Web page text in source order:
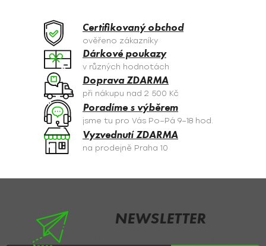
r
v
k
y
v
ý
p
i
s
u
O
V
Á
N
Í
Certifikovaný obchod
ověřeno zákazníky
Dárkové poukazy
v různých hodnotách
Doprava ZDARMA
při nákupu nad 2 500 Kč
Poradíme s výběrem
jsme tu pro Vás Po–Pá 9–18 hod.
Vyzvednutí ZDARMA
na prodejně Praha 10
NEWSLETTER